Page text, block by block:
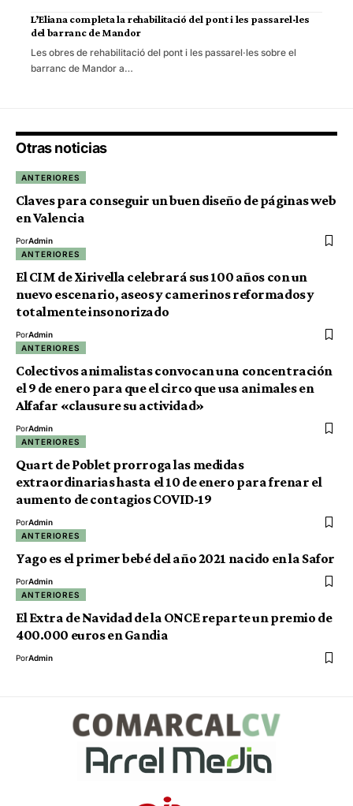
L’Eliana completa la rehabilitació del pont i les passarel·les
del barranc de Mandor
Les obres de rehabilitació del pont i les passarel·les sobre el
barranc de Mandor a…
Otras noticias
ANTERIORES
Claves para conseguir un buen diseño de páginas web
en Valencia
PorAdmin
ANTERIORES
El CIM de Xirivella celebrará sus 100 años con un
nuevo escenario, aseos y camerinos reformados y
totalmente insonorizado
PorAdmin
ANTERIORES
Colectivos animalistas convocan una concentración
el 9 de enero para que el circo que usa animales en
Alfafar «clausure su actividad»
PorAdmin
ANTERIORES
Quart de Poblet prorroga las medidas
extraordinarias hasta el 10 de enero para frenar el
aumento de contagios COVID-19
PorAdmin
ANTERIORES
Yago es el primer bebé del año 2021 nacido en la Safor
PorAdmin
ANTERIORES
El Extra de Navidad de la ONCE reparte un premio de
400.000 euros en Gandia
PorAdmin